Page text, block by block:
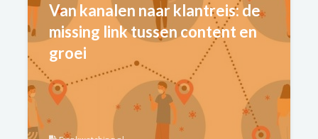
Van kanalen naar klantreis: de
missing link tussen content en
groei